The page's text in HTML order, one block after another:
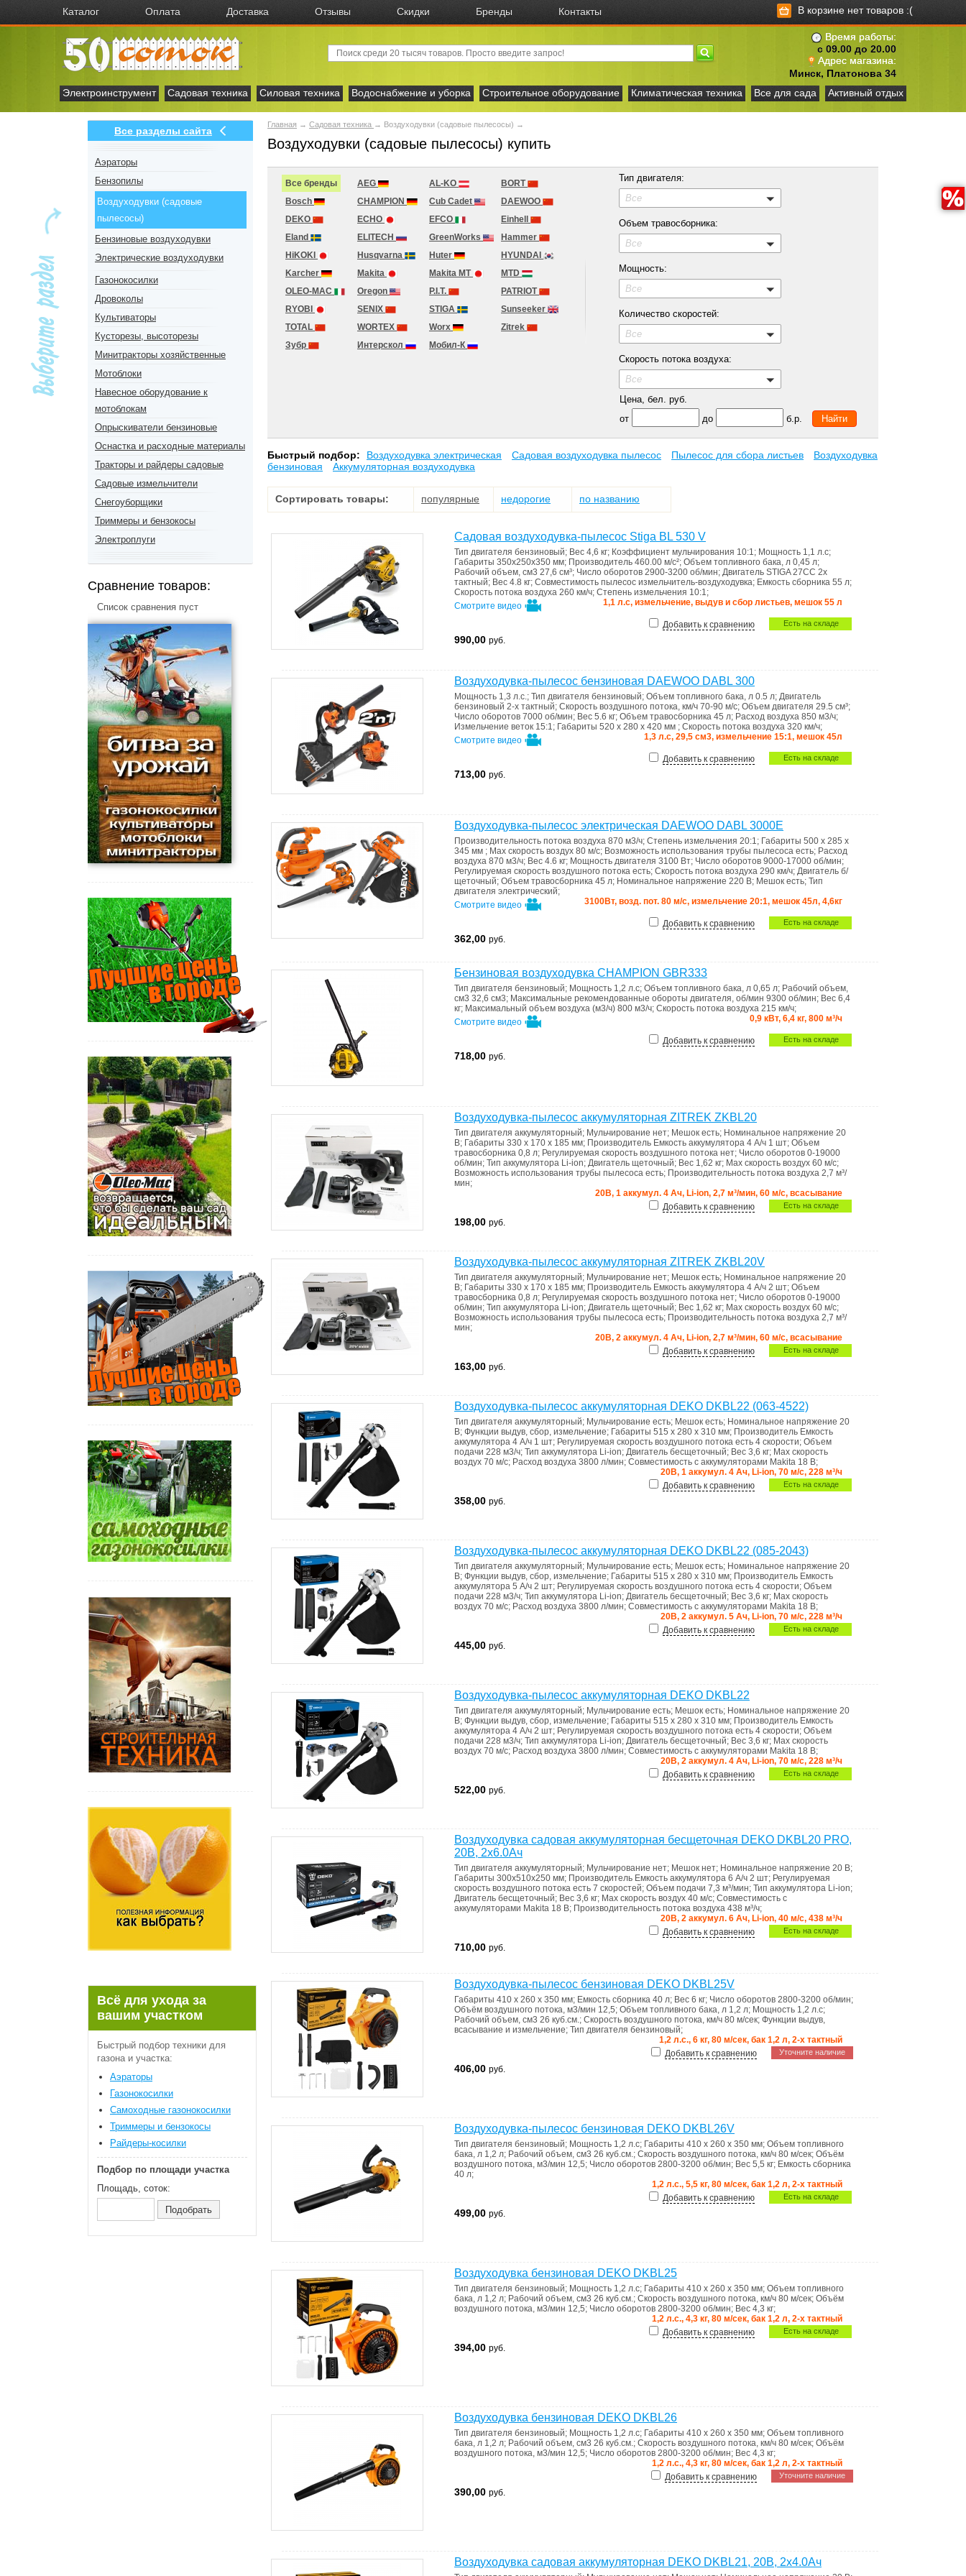
Каталог Оплата Доставка Отзывы Скидки Бренды Контакты В корзине нет товаров :(
Время работы:
с 09.00 до 20.00
Адрес магазина:
Минск, Платонова 34
Электроинструмент
Садовая техника Силовая техника Водоснабжение и уборка Строительное оборудование Климатическая техника Все для сада Активный отдых
Все разделы сайта
Аэраторы
Бензопилы
Воздуходувки (садовые
пылесосы)
Бензиновые воздуходувки
Электрические воздуходувки
Газонокосилки
Дровоколы
Культиваторы
Кусторезы, высоторезы
Минитракторы хозяйственные
Мотоблоки
Навесное оборудование к
мотоблокам
Опрыскиватели бензиновые
Оснастка и расходные материалы
Тракторы и райдеры садовые
Садовые измельчители
Снегоуборщики
Триммеры и бензокосы
Электроплуги
Сравнение товаров:
Список сравнения пуст
Всё для ухода за
вашим участком
Быстрый подбор техники для
газона и участка:
Аэраторы
Газонокосилки
Самоходные газонокосилки
Триммеры и бензокосы
Райдеры-косилки
Подбор по площади участка
Площадь, соток:
Главная → Садовая техника → Воздуходувки (садовые пылесосы) →
Воздуходувки (садовые пылесосы) купить
Все бренды AEG AL-KO
BORT
Bosch
CHAMPION Cub Cadet
DAEWOO
DEKO
ECHO EFCO
Einhell
Eland
ELITECH GreenWorks
Hammer
HiKOKI
Husqvarna Huter
HYUNDAI
Karcher
Makita Makita MT
MTD
OLEO-MAC
Oregon P.I.T.
PATRIOT
RYOBI
SENIX STIGA
Sunseeker
TOTAL
WORTEX Worx
Zitrek
Зубр
Интерскол Мобил-К
Тип двигателя:
Все
Объем травосборника:
Все
Мощность:
Все
Количество скоростей:
Все
Скорость потока воздуха:
Все
Цена, бел. руб.
от
до б.р.
Быстрый подбор: Воздуходувка электрическая Садовая воздуходувка пылесос Пылесос для сбора листьев
Воздуходувка
бензиновая
Аккумуляторная воздуходувка
Сортировать товары: популярные недорогие по названию
Садовая воздуходувка-пылесос Stiga BL 530 V
Тип двигателя бензиновый; Вес 4,6 кг; Коэффициент мульчирования 10:1; Мощность 1,1 л.с;
Габариты 350х250х350 мм; Производитель 460.00 м/с²; Объем топливного бака, л 0,45 л;
Рабочий объем, см3 27,6 см³; Число оборотов 2900-3200 об/мин; Двигатель STIGA 27CC 2х
тактный; Вес 4.8 кг; Совместимость пылесос измельчитель-воздуходувка; Емкость сборника 55 л;
Скорость потока воздуха 260 км/ч; Степень измельчения 10:1;
1,1 л.с, измельчение, выдув и сбор листьев, мешок 55 л
Смотрите видео
Есть на складе
Добавить к сравнению
990,00 руб.
Воздуходувка-пылесос бензиновая DAEWOO DABL 300
Мощность 1,3 л.с.; Тип двигателя бензиновый; Объем топливного бака, л 0.5 л; Двигатель
бензиновый 2-х тактный; Скорость воздушного потока, км/ч 70-90 м/с; Объем двигателя 29.5 см³;
Число оборотов 7000 об/мин; Вес 5.6 кг; Объем травосборника 45 л; Расход воздуха 850 м3/ч;
Измельчение веток 15:1; Габариты 520 x 280 x 420 мм ; Скорость потока воздуха 320 км/ч;
1,3 л.с, 29,5 см3, измельчение 15:1, мешок 45л
Смотрите видео
Есть на складе
Добавить к сравнению
713,00 руб.
Воздуходувка-пылесос электрическая DAEWOO DABL 3000E
Производительность потока воздуха 870 м3/ч; Степень измельчения 20:1; Габариты 500 x 285 x
345 мм ; Max скорость воздух 80 м/с; Возможность использования трубы пылесоса есть; Расход
воздуха 870 м3/ч; Вес 4.6 кг; Мощность двигателя 3100 Вт; Число оборотов 9000-17000 об/мин;
Регулируемая скорость воздушного потока есть; Скорость потока воздуха 290 км/ч; Двигатель б/
щеточный; Объем травосборника 45 л; Номинальное напряжение 220 В; Мешок есть; Тип
двигателя электрический;
3100Вт, возд. пот. 80 м/с, измельчение 20:1, мешок 45л, 4,6кг
Смотрите видео
Есть на складе
Добавить к сравнению
362,00 руб.
Бензиновая воздуходувка CHAMPION GBR333
Тип двигателя бензиновый; Мощность 1,2 л.с; Объем топливного бака, л 0,65 л; Рабочий объем,
см3 32,6 см3; Максимальные рекомендованные обороты двигателя, об/мин 9300 об/мин; Вес 6,4
кг; Максимальный объем воздуха (м3/ч) 800 м3/ч; Скорость потока воздуха 215 км/ч;
0,9 кВт, 6,4 кг, 800 м³/ч
Смотрите видео
Есть на складе
Добавить к сравнению
718,00 руб.
Воздуходувка-пылесос аккумуляторная ZITREK ZKBL20
Тип двигателя аккумуляторный; Мульчирование нет; Мешок есть; Номинальное напряжение 20
В; Габариты 330 x 170 x 185 мм; Производитель Емкость аккумулятора 4 А/ч 1 шт; Объем
травосборника 0,8 л; Регулируемая скорость воздушного потока нет; Число оборотов 0-19000
об/мин; Тип аккумулятора Li-ion; Двигатель щеточный; Вес 1,62 кг; Max скорость воздух 60 м/с;
Возможность использования трубы пылесоса есть; Производительность потока воздуха 2,7 м³/
мин;
20В, 1 аккумул. 4 Ач, Li-ion, 2,7 м³/мин, 60 м/с, всасывание
Есть на складе
Добавить к сравнению
198,00 руб.
Воздуходувка-пылесос аккумуляторная ZITREK ZKBL20V
Тип двигателя аккумуляторный; Мульчирование нет; Мешок есть; Номинальное напряжение 20
В; Габариты 330 x 170 x 185 мм; Производитель Емкость аккумулятора 4 А/ч 2 шт; Объем
травосборника 0,8 л; Регулируемая скорость воздушного потока нет; Число оборотов 0-19000
об/мин; Тип аккумулятора Li-ion; Двигатель щеточный; Вес 1,62 кг; Max скорость воздух 60 м/с;
Возможность использования трубы пылесоса есть; Производительность потока воздуха 2,7 м³/
мин;
20В, 2 аккумул. 4 Ач, Li-ion, 2,7 м³/мин, 60 м/с, всасывание
Есть на складе
Добавить к сравнению
163,00 руб.
Воздуходувка-пылесос аккумуляторная DEKO DKBL22 (063-4522)
Тип двигателя аккумуляторный; Мульчирование есть; Мешок есть; Номинальное напряжение 20
В; Функции выдув, сбор, измельчение; Габариты 515 x 280 x 310 мм; Производитель Емкость
аккумулятора 4 А/ч 1 шт; Регулируемая скорость воздушного потока есть 4 скорости; Объем
подачи 228 м3/ч; Тип аккумулятора Li-ion; Двигатель бесщеточный; Вес 3,6 кг; Max скорость
воздух 70 м/с; Расход воздуха 3800 л/мин; Совместимость с аккумуляторами Makita 18 В;
20В, 1 аккумул. 4 Ач, Li-ion, 70 м/с, 228 м³/ч
Есть на складе
Добавить к сравнению
358,00 руб.
Воздуходувка-пылесос аккумуляторная DEKO DKBL22 (085-2043)
Тип двигателя аккумуляторный; Мульчирование есть; Мешок есть; Номинальное напряжение 20
В; Функции выдув, сбор, измельчение; Габариты 515 x 280 x 310 мм; Производитель Емкость
аккумулятора 5 А/ч 2 шт; Регулируемая скорость воздушного потока есть 4 скорости; Объем
подачи 228 м3/ч; Тип аккумулятора Li-ion; Двигатель бесщеточный; Вес 3,6 кг; Max скорость
воздух 70 м/с; Расход воздуха 3800 л/мин; Совместимость с аккумуляторами Makita 18 В;
20В, 2 аккумул. 5 Ач, Li-ion, 70 м/с, 228 м³/ч
Есть на складе
Добавить к сравнению
445,00 руб.
Воздуходувка-пылесос аккумуляторная DEKO DKBL22
Тип двигателя аккумуляторный; Мульчирование есть; Мешок есть; Номинальное напряжение 20
В; Функции выдув, сбор, измельчение; Габариты 515 x 280 x 310 мм; Производитель Емкость
аккумулятора 4 А/ч 2 шт; Регулируемая скорость воздушного потока есть 4 скорости; Объем
подачи 228 м3/ч; Тип аккумулятора Li-ion; Двигатель бесщеточный; Вес 3,6 кг; Max скорость
воздух 70 м/с; Расход воздуха 3800 л/мин; Совместимость с аккумуляторами Makita 18 В;
20В, 2 аккумул. 4 Ач, Li-ion, 70 м/с, 228 м³/ч
Есть на складе
Добавить к сравнению
522,00 руб.
Воздуходувка садовая аккумуляторная бесщеточная DEKO DKBL20 PRO,
20В, 2х6.0Ач
Тип двигателя аккумуляторный; Мульчирование нет; Мешок нет; Номинальное напряжение 20 В;
Габариты 300х510х250 мм; Производитель Емкость аккумулятора 6 А/ч 2 шт; Регулируемая
скорость воздушного потока есть 7 скоростей; Объем подачи 7,3 м³/мин; Тип аккумулятора Li-ion;
Двигатель бесщеточный; Вес 3,6 кг; Max скорость воздух 40 м/с; Совместимость с
аккумуляторами Makita 18 В; Производительность потока воздуха 438 м³/ч;
20В, 2 аккумул. 6 Ач, Li-ion, 40 м/с, 438 м³/ч
Есть на складе
Добавить к сравнению
710,00 руб.
Воздуходувка-пылесос бензиновая DEKO DKBL25V
Габариты 410 x 260 x 350 мм; Емкость сборника 40 л; Вес 6 кг; Число оборотов 2800-3200 об/мин;
Объём воздушного потока, м3/мин 12,5; Объем топливного бака, л 1,2 л; Мощность 1,2 л.с;
Рабочий объем, см3 26 куб.см.; Скорость воздушного потока, км/ч 80 м/сек; Функции выдув,
всасывание и измельчение; Тип двигателя бензиновый;
1,2 л.с., 6 кг, 80 м/сек, бак 1,2 л, 2-х тактный
Уточните наличие
Добавить к сравнению
406,00 руб.
Воздуходувка-пылесос бензиновая DEKO DKBL26V
Тип двигателя бензиновый; Мощность 1,2 л.с; Габариты 410 x 260 x 350 мм; Объем топливного
бака, л 1,2 л; Рабочий объем, см3 26 куб.см.; Скорость воздушного потока, км/ч 80 м/сек; Объём
воздушного потока, м3/мин 12,5; Число оборотов 2800-3200 об/мин; Вес 5,5 кг; Емкость сборника
40 л;
1,2 л.с., 5,5 кг, 80 м/сек, бак 1,2 л, 2-х тактный
Есть на складе
Добавить к сравнению
499,00 руб.
Воздуходувка бензиновая DEKO DKBL25
Тип двигателя бензиновый; Мощность 1,2 л.с; Габариты 410 x 260 x 350 мм; Объем топливного
бака, л 1,2 л; Рабочий объем, см3 26 куб.см.; Скорость воздушного потока, км/ч 80 м/сек; Объём
воздушного потока, м3/мин 12,5; Число оборотов 2800-3200 об/мин; Вес 4,3 кг;
1,2 л.с., 4,3 кг, 80 м/сек, бак 1,2 л, 2-х тактный
Есть на складе
Добавить к сравнению
394,00 руб.
Воздуходувка бензиновая DEKO DKBL26
Тип двигателя бензиновый; Мощность 1,2 л.с; Габариты 410 x 260 x 350 мм; Объем топливного
бака, л 1,2 л; Рабочий объем, см3 26 куб.см.; Скорость воздушного потока, км/ч 80 м/сек; Объём
воздушного потока, м3/мин 12,5; Число оборотов 2800-3200 об/мин; Вес 4,3 кг;
1,2 л.с., 4,3 кг, 80 м/сек, бак 1,2 л, 2-х тактный
Уточните наличие
Добавить к сравнению
390,00 руб.
Воздуходувка садовая аккумуляторная DEKO DKBL21, 20В, 2x4.0Ач